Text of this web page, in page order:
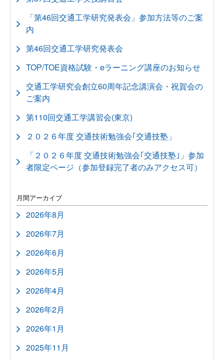
「第46回交通工学研究発表会」参加方法等のご案
内
第46回交通工学研究発表会
TOP/TOE資格試験・eラーニング講座のお知らせ
交通工学研究会創立60周年記念講演会・祝賀会の
ご案内
第110回交通工学講習会(東京)
２０２６年度 交通技術勉強会｢交通技塾」
「２０２６年度 交通技術勉強会｢交通技塾｣」参加
者限定ページ（参加登録完了者のみアクセス可）
月間アーカイブ
2026年8月
2026年7月
2026年6月
2026年5月
2026年4月
2026年2月
2026年1月
2025年11月